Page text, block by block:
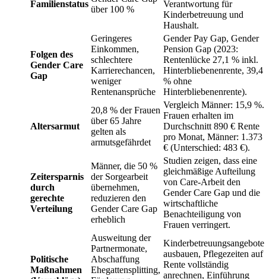
Familienstatus
über 100 %
Verantwortung für
Kinderbetreuung und
Haushalt.
Folgen des
Gender Care
Gap
Geringeres
Einkommen,
schlechtere
Karrierechancen,
weniger
Rentenansprüche
Gender Pay Gap, Gender
Pension Gap (2023:
Rentenlücke 27,1 % inkl.
Hinterbliebenenrente, 39,4
% ohne
Hinterbliebenenrente).
Altersarmut
20,8 % der Frauen
über 65 Jahre
gelten als
armutsgefährdet
Vergleich Männer: 15,9 %.
Frauen erhalten im
Durchschnitt 890 € Rente
pro Monat, Männer: 1.373
€ (Unterschied: 483 €).
Zeitersparnis
durch
gerechte
Verteilung
Männer, die 50 %
der Sorgearbeit
übernehmen,
reduzieren den
Gender Care Gap
erheblich
Studien zeigen, dass eine
gleichmäßige Aufteilung
von Care-Arbeit den
Gender Care Gap und die
wirtschaftliche
Benachteiligung von
Frauen verringert.
Politische
Maßnahmen
Ausweitung der
Partnermonate,
Abschaffung
Ehegattensplitting,
Kinderbetreuungsangebote
ausbauen, Pflegezeiten auf
Rente vollständig
anrechnen, Einführung